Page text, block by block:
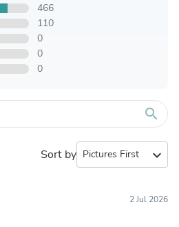
466
110
0
0
0
search
Sort by expand_more
2 Jul 2026